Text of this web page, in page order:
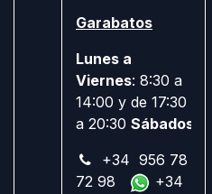
Garabatos
Lunes a
Viernes: 8:30 a
14:00 y de 17:30
a 20:30 Sábados:
+34 956 78
72 98
+34